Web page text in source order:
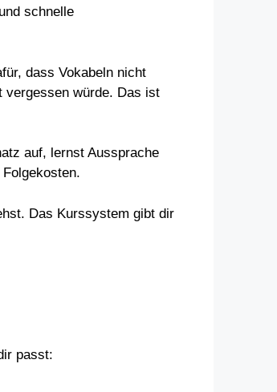
schnelle
dass Vokabeln nicht
vergessen würde. Das ist
auf, lernst Aussprache
Das Kurssystem gibt dir
passt: